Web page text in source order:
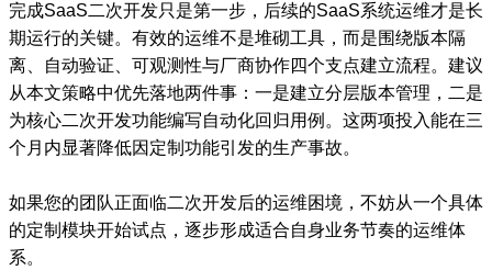
完成SaaS二次开发只是第一步，后续的SaaS系统运维才是长
期运行的关键。有效的运维不是堆砌工具，而是围绕版本隔
离、自动验证、可观测性与厂商协作四个支点建立流程。建议
从本文策略中优先落地两件事：一是建立分层版本管理，二是
为核心二次开发功能编写自动化回归用例。这两项投入能在三
个月内显著降低因定制功能引发的生产事故。
如果您的团队正面临二次开发后的运维困境，不妨从一个具体
的定制模块开始试点，逐步形成适合自身业务节奏的运维体
系。